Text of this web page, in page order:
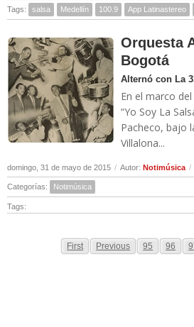
Tags: salsa Medellín 100.9 App Latinastereo
Orquesta
Bogotá
Alternó con La
En el marco
“Yo Soy La
Pacheco, bajo
Villalona...
domingo, 31 de mayo de 2015 / Autor: Notimúsica /
Categorías: Notimúsica
Tags:
First Previous 95 96